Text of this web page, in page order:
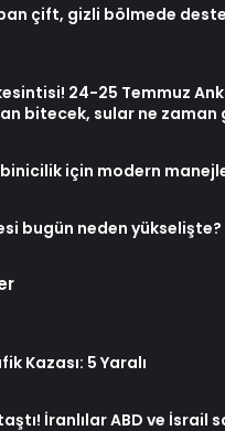
çift, gizli bölmede
24-25 Temmuz
bitecek, sular ne zaman
için modern
bugün neden yükselişte?
Kazası: 5 Yaralı
İranlılar ABD ve İsrail